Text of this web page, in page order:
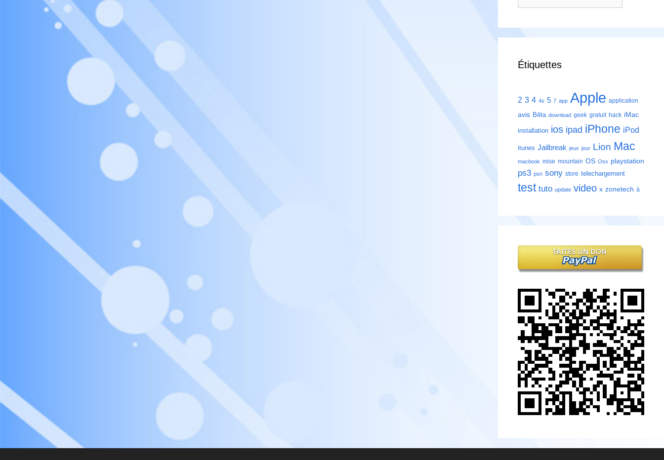
Étiquettes
2 3 4 4s 5 7 app Apple application
avis Bêta download geek gratuit hack iMac
installation ios ipad iPhone iPod
itunes Jailbreak jeux jour Lion Mac
macbook mise mountain OS Osx playstation
ps3 psn sony store telechargement
test tuto update video x zonetech à